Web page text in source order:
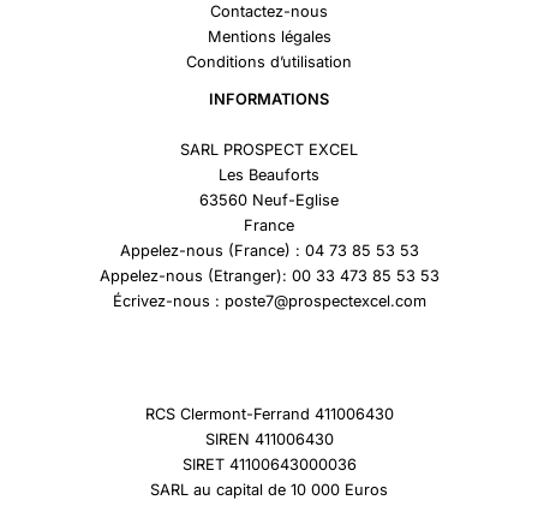
Contactez-nous
Mentions légales
Conditions d’utilisation
INFORMATIONS
SARL PROSPECT EXCEL
Les Beauforts
63560 Neuf-Eglise
France
Appelez-nous (France) : 04 73 85 53 53
Appelez-nous (Etranger): 00 33 473 85 53 53
Écrivez-nous : poste7@prospectexcel.com
RCS Clermont-Ferrand 411006430
SIREN 411006430
SIRET 41100643000036
SARL au capital de 10 000 Euros